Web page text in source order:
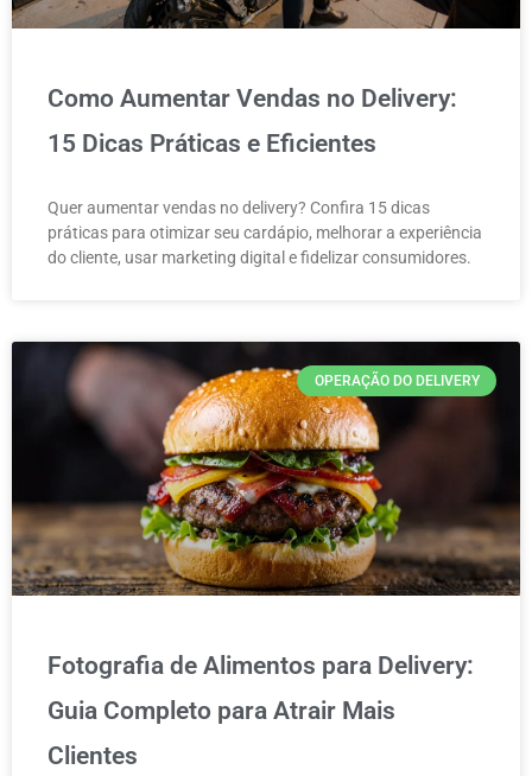
Como Aumentar Vendas no Delivery:
15 Dicas Práticas e Eficientes
Quer aumentar vendas no delivery? Confira 15 dicas
práticas para otimizar seu cardápio, melhorar a experiência
do cliente, usar marketing digital e fidelizar consumidores.
OPERAÇÃO DO DELIVERY
Fotografia de Alimentos para Delivery:
Guia Completo para Atrair Mais
Clientes